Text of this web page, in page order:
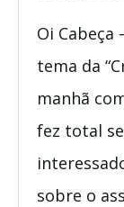
Oi Cabeça
tema da
manhã
fez total
sobre o